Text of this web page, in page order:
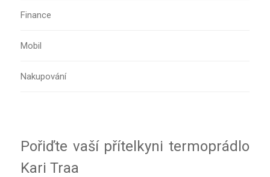
Finance
Mobil
Nakupování
Pořiďte vaší přítelkyni termoprádlo
Kari Traa